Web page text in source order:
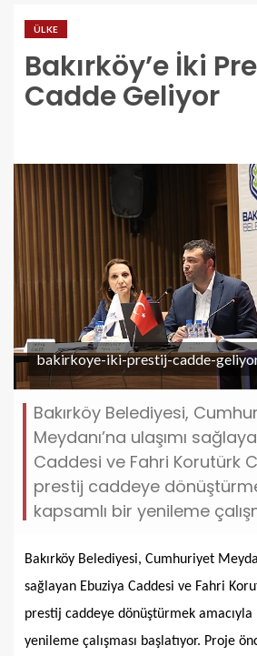
ÜLKE
Bakırköy’e İki
Cadde Geliyor
bakirkoye-iki-prestij-cadde-
Bakırköy Belediyesi,
Meydanı’na ulaşımı
Caddesi ve Fahri Korutürk
prestij caddeye
kapsamlı bir yenileme
Bakırköy Belediyesi, Cumhuriyet
sağlayan Ebuziya Caddesi ve Fahri
prestij caddeye dönüştürmek amacıyla
yenileme çalışması başlatıyor. Proje